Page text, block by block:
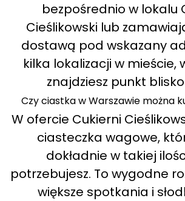
bezpośrednio w lokalu
Cieślikowski lub
dostawą pod wskazany
kilka lokalizacji w mieście,
znajdziesz punkt
Czy ciastka w Warszawie można
W ofercie Cukierni
ciasteczka wagowe,
dokładnie w takiej
potrzebujesz. To wygodne
większe spotkania i